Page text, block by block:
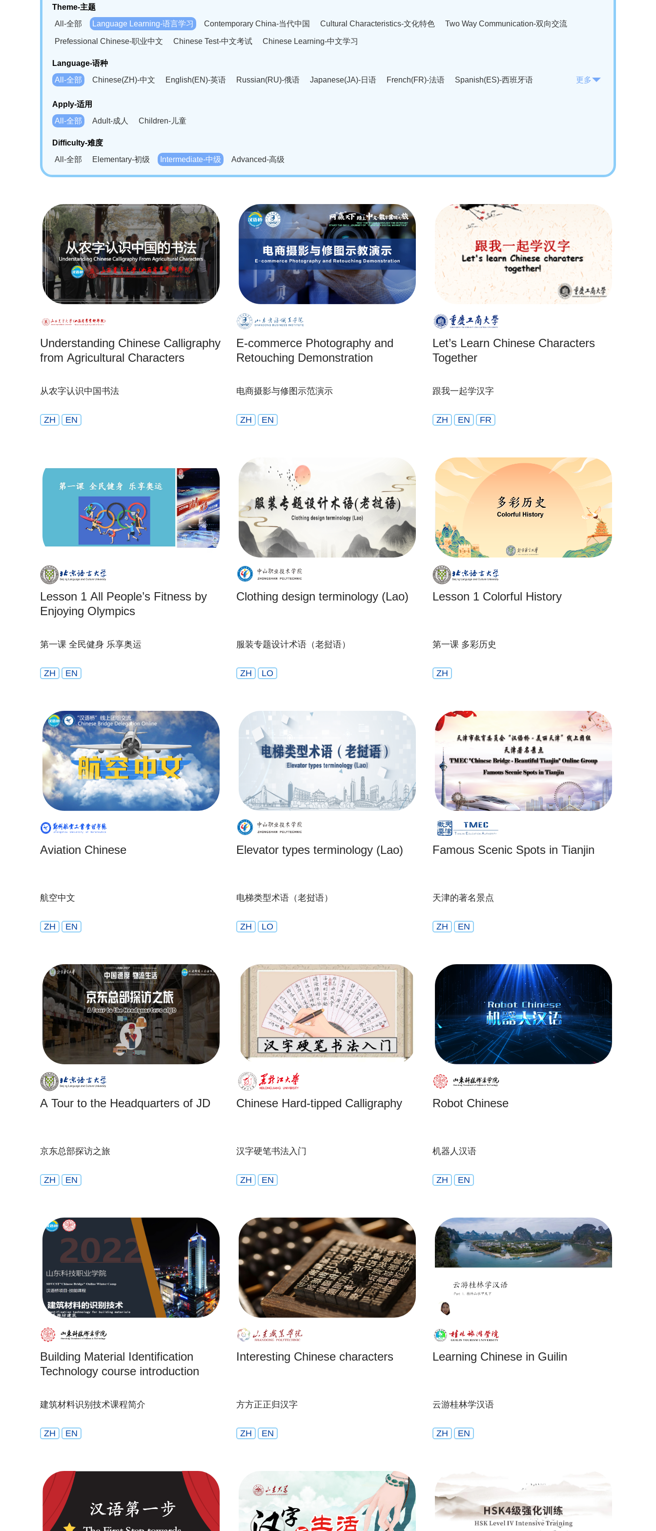
Theme-主题
All-全部
Language Learning-语言学习 Contemporary China-当代中国 Cultural Characteristics-文化特色 Two Way Communication-双向交流
Prefessional Chinese-职业中文 Chinese Test-中文考试 Chinese Learning-中文学习
Language-语种
All-全部
Chinese(ZH)-中文 English(EN)-英语 Russian(RU)-俄语 Japanese(JA)-日语 French(FR)-法语
Spanish(ES)-西班牙语
Bahasa Melayu(MS)-马来语
Swahili(SW)-斯瓦西里语
Kampuchea(KH)-柬埔寨语
更多
Apply-适用
All-全部
Adult-成人 Children-儿童
Difficulty-难度
All-全部
Elementary-初级 Intermediate-中级 Advanced-高级
Understanding Chinese Calligraphy
from Agricultural Characters
从农字认识中国书法
ZH EN
E-commerce Photography and
Retouching Demonstration
电商摄影与修图示范演示
ZH EN
Let’s Learn Chinese Characters
Together
跟我一起学汉字
ZH EN FR
Lesson 1 All People’s Fitness by
Enjoying Olympics
第一课 全民健身 乐享奥运
ZH EN
Clothing design terminology (Lao)
服装专题设计术语（老挝语）
ZH LO
Lesson 1 Colorful History
第一课 多彩历史
ZH
Aviation Chinese
航空中文
ZH EN
Elevator types terminology (Lao)
电梯类型术语（老挝语）
ZH LO
Famous Scenic Spots in Tianjin
天津的著名景点
ZH EN
A Tour to the Headquarters of JD
京东总部探访之旅
ZH EN
Chinese Hard-tipped Calligraphy
汉字硬笔书法入门
ZH EN
Robot Chinese
机器人汉语
ZH EN
Building Material Identification
Technology course introduction
建筑材料识别技术课程简介
ZH EN
Interesting Chinese characters
方方正正归汉字
ZH EN
Learning Chinese in Guilin
云游桂林学汉语
ZH EN